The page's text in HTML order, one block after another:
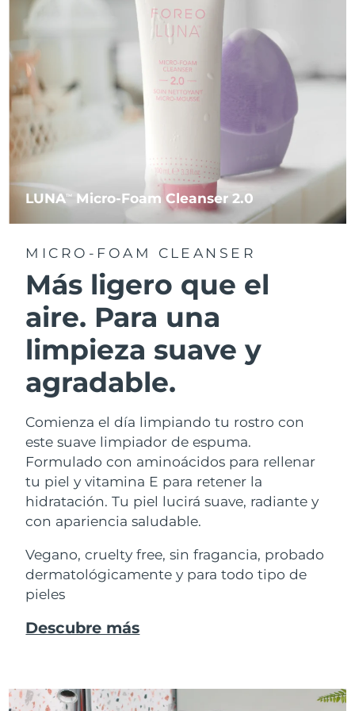
LUNATM Micro-Foam Cleanser 2.0
MICRO-FOAM CLEANSER
Más ligero que el
aire. Para una
limpieza suave y
agradable.
Comienza el día limpiando tu rostro con
este suave limpiador de espuma.
Formulado con aminoácidos para rellenar
tu piel y vitamina E para retener la
hidratación. Tu piel lucirá suave, radiante y
con apariencia saludable.
Vegano, cruelty free, sin fragancia, probado
dermatológicamente y para todo tipo de
pieles
Descubre más